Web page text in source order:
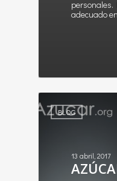
personales.
adecuado
BLOG
13 abril, 2017